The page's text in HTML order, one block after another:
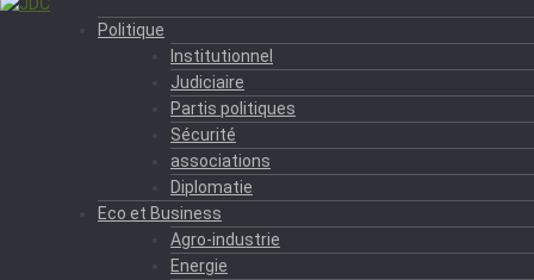
Politique
Institutionnel
Judiciaire
Partis politiques
Sécurité
associations
Diplomatie
Eco et Business
Agro-industrie
Energie